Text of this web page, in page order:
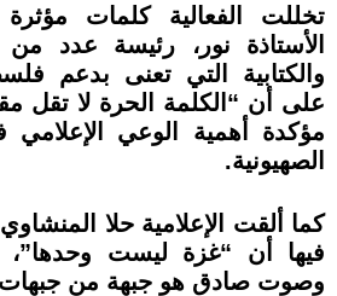
تخللت الفعالية كلمات
الأستاذة نور، رئيسة عدد من
والكتابية التي تعنى بدعم
على أن “الكلمة الحرة لا تقل
مؤكدة أهمية الوعي الإعلامي
الصهيونية.
كما ألقت الإعلامية حلا
فيها أن “غزة ليست
وصوت صادق هو جبهة من جبهات